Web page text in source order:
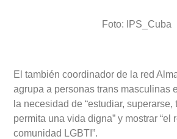
Foto: IPS_Cuba
El también coordinador de la red
agrupa a personas trans masculinas
la necesidad de “estudiar,
permita una vida digna” y mostrar “el
comunidad LGBTI”.